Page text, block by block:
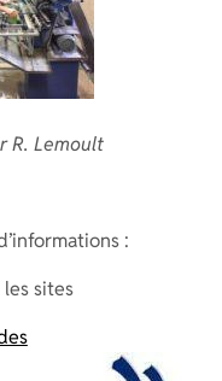
R. Lemoult
:
sites